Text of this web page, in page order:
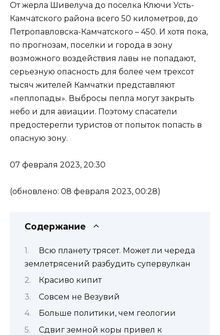
От жерла Шивелуча до поселка Ключи Усть-
Камчатского района всего 50 километров, до
Петропавловска-Камчатского – 450. И хотя пока,
по прогнозам, поселки и города в зону
возможного воздействия лавы не попадают,
серьезную опасность для более чем трехсот
тысяч жителей Камчатки представляют
«пеплопады». Выбросы пепла могут закрыть
небо и для авиации. Поэтому спасатели
предостерегли туристов от попыток попасть в
опасную зону.
07 февраля 2023, 20:30
(обновлено: 08 февраля 2023, 00:28)
Содержание
Всю планету трясет. Может ли череда
землетрясений разбудить супервулкан
Красиво кипит
Совсем не Везувий
Больше политики, чем геологии
Сдвиг земной коры привел к